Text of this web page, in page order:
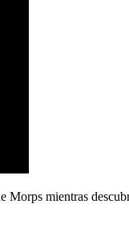
Morps mientras